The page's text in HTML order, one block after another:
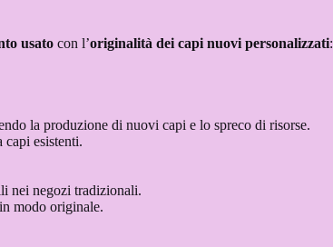
usatocon l’originalità dei capi nuovi personalizzati:
la produzione di nuovi capi e lo spreco di risorse.
capi esistenti.
nei negozi tradizionali.
modo originale.